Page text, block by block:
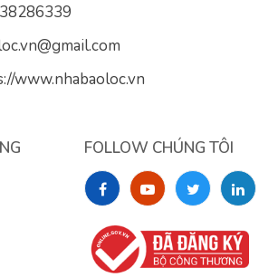
www.nhabaoloc.vn
FOLLOW CHÚNG TÔI